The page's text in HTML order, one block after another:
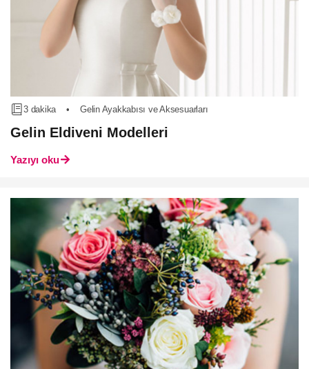
3 dakika • Gelin Ayakkabısı ve Aksesuarları
Gelin Eldiveni Modelleri
Yazıyı oku